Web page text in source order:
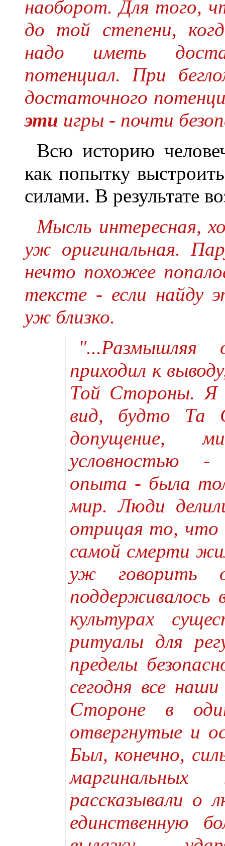
наоборот. Для того,
до той степени,
надо иметь
потенциал. При
достаточного
эти игры - почти
Всю историю
как попытку
силами. В результате
Мысль интересная,
уж оригинальная.
нечто похожее
тексте - если найду
уж близко.
приходил к
Той Стороны. Я
вид, будто Та
допущение,
условностью -
опыта - была
мир. Люди
отрицая то, что
самой смерти
уж говорить о
поддерживалось
культурах
ритуалы для
пределы
сегодня все
Стороне в
отвергнутые и
Был, конечно,
рассказывали о
единственную